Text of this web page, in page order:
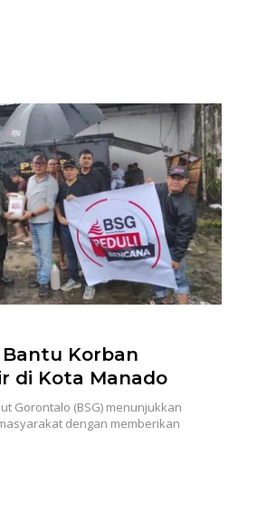
Korban
di Kota Manado
Gorontalo (BSG) menunjukkan
dengan memberikan